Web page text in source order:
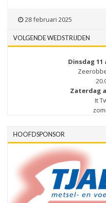
28 februari 2025
VOLGENDE WEDSTRIJDEN
Dinsdag 11
Zaterdag
It
HOOFDSPONSOR